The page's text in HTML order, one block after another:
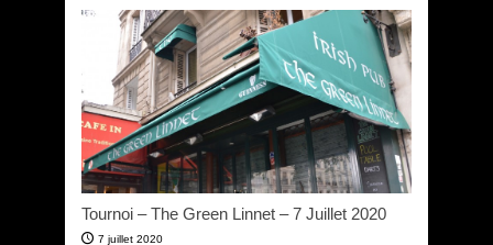
Tournoi – The Green Linnet – 7 Juillet 2020
7 juillet 2020